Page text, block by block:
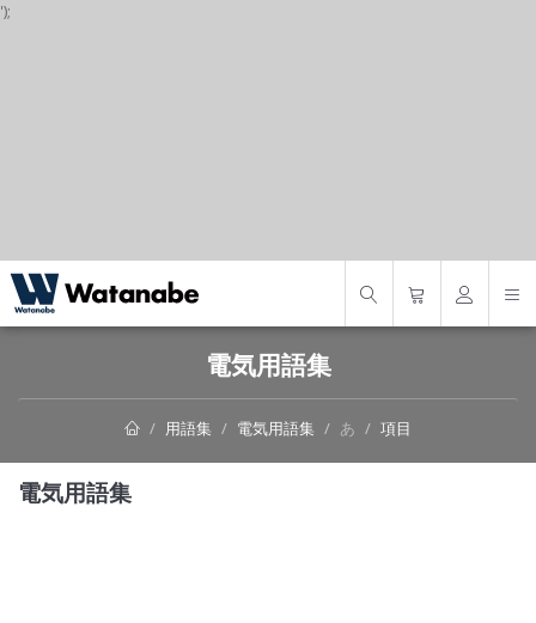
');
電気用語集
用語集 電気用語集 あ 項目
電気用語集